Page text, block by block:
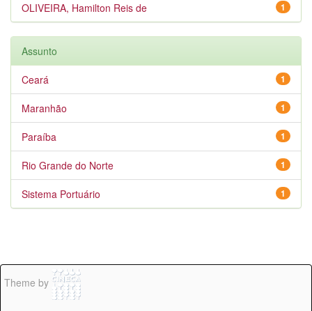
1
OLIVEIRA, Hamilton Reis de
Assunto
1
Ceará
1
Maranhão
1
Paraíba
1
Rio Grande do Norte
1
Sistema Portuário
Theme by